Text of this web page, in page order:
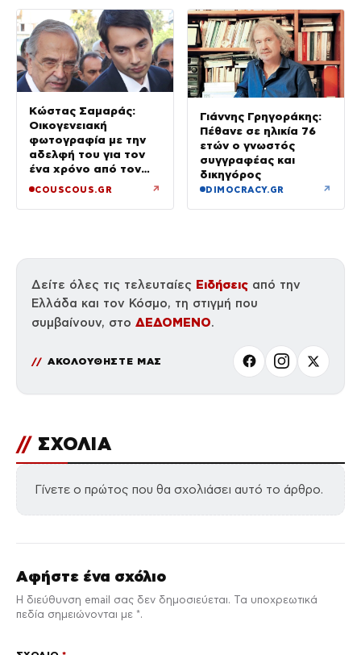
Κώστας Σαμαράς:
Οικογενειακή
φωτογραφία με την
αδελφή του για τον
ένα χρόνο από τον
COUSCOUS.GR ↗
Γιάννης Γρηγοράκης:
Πέθανε σε ηλικία 76
ετών ο γνωστός
συγγραφέας και
δικηγόρος
DIMOCRACY.GR ↗
Δείτε όλες τις τελευταίες Ειδήσεις από την
Ελλάδα και τον Κόσμο, τη στιγμή που
συμβαίνουν, στο ΔΕΔΟΜΕΝΟ.
ΑΚΟΛΟΥΘΗΣΤΕ ΜΑΣ
// ΣΧΟΛΙΑ
Γίνετε ο πρώτος που θα σχολιάσει αυτό το άρθρο.
Αφήστε ένα σχόλιο
Η διεύθυνση email σας δεν δημοσιεύεται. Τα υποχρεωτικά
πεδία σημειώνονται με *.